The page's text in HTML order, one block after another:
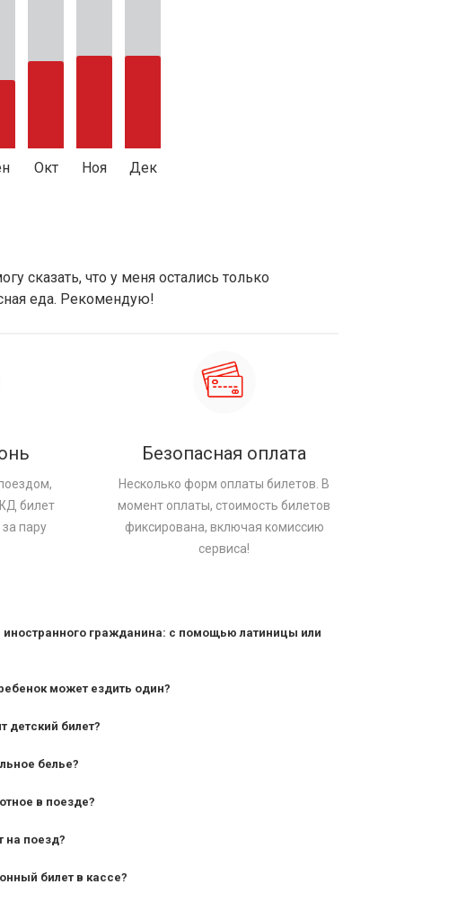
Окт Ноя Дек
сказать, что у меня остались только
еда. Рекомендую!
билет
пару
Безопасная оплата
Несколько форм оплаты билетов. В
момент оплаты, стоимость билетов
фиксирована, включая комиссию
сервиса!
иностранного гражданина: с помощью латиницы или
может ездить один?
следования — от 10 лет и старше;
детский билет?
белье?
в поезде?
на поезд?
билет в кассе?